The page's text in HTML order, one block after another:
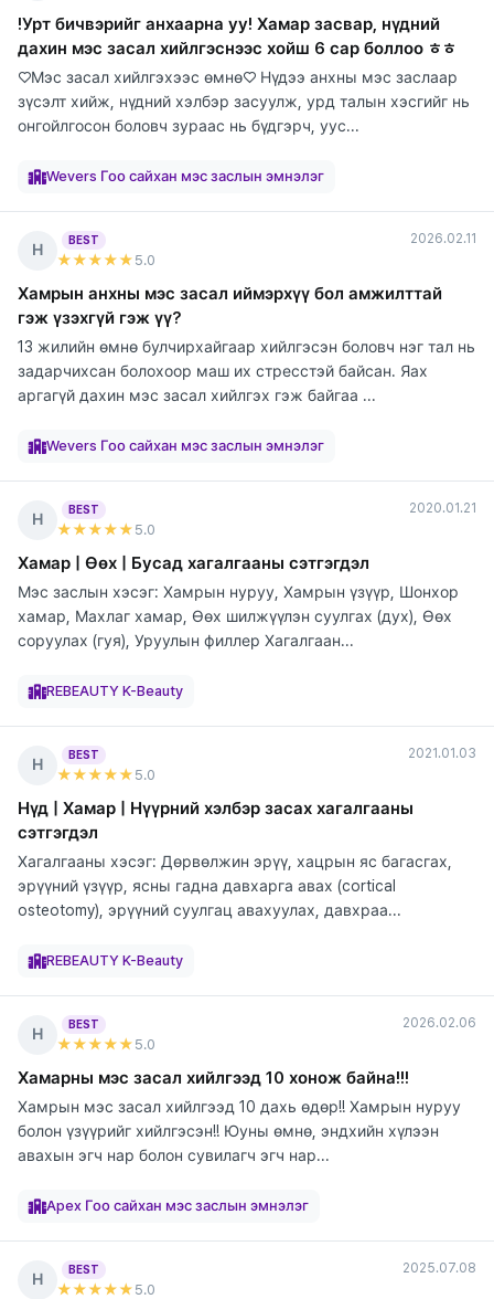
!Урт бичвэрийг анхаарна уу! Хамар засвар, нүдний
дахин мэс засал хийлгэснээс хойш 6 сар боллоо ㅎㅎ
♡Мэс засал хийлгэхээс өмнө♡ Нүдээ анхны мэс заслаар
зүсэлт хийж, нүдний хэлбэр засуулж, урд талын хэсгийг нь
онгойлгосон боловч зураас нь бүдгэрч, уус...
Wevers Гоо сайхан мэс заслын эмнэлэг
Н
BEST
★★★★★ 5.0
2026.02.11
Хамрын анхны мэс засал иймэрхүү бол амжилттай
гэж үзэхгүй гэж үү?
13 жилийн өмнө булчирхайгаар хийлгэсэн боловч нэг тал нь
задарчихсан болохоор маш их стресстэй байсан. Яах
аргагүй дахин мэс засал хийлгэх гэж байгаа ...
Wevers Гоо сайхан мэс заслын эмнэлэг
Н
BEST
★★★★★ 5.0
2020.01.21
Хамар | Өөх | Бусад хагалгааны сэтгэгдэл
Мэс заслын хэсэг: Хамрын нуруу, Хамрын үзүүр, Шонхор
хамар, Махлаг хамар, Өөх шилжүүлэн суулгах (дух), Өөх
соруулах (гуя), Уруулын филлер Хагалгаан...
REBEAUTY K-Beauty
Н
BEST
★★★★★ 5.0
2021.01.03
Нүд | Хамар | Нүүрний хэлбэр засах хагалгааны
сэтгэгдэл
Хагалгааны хэсэг: Дөрвөлжин эрүү, хацрын яс багасгах,
эрүүний үзүүр, ясны гадна давхарга авах (cortical
osteotomy), эрүүний суулгац авахуулах, давхраа...
REBEAUTY K-Beauty
Н
BEST
★★★★★ 5.0
2026.02.06
Хамарны мэс засал хийлгээд 10 хонож байна!!!
Хамрын мэс засал хийлгээд 10 дахь өдөр!! Хамрын нуруу
болон үзүүрийг хийлгэсэн!! Юуны өмнө, эндхийн хүлээн
авахын эгч нар болон сувилагч эгч нар...
Apex Гоо сайхан мэс заслын эмнэлэг
Н
BEST
★★★★★ 5.0
2025.07.08